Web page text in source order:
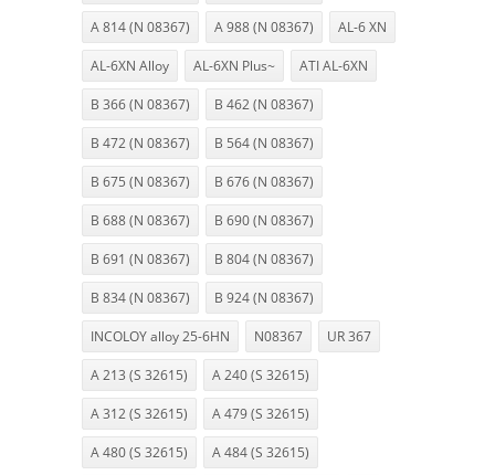
A 814 (N 08367) A 988 (N 08367) AL-6 XN
AL-6XN Alloy AL-6XN Plus~ ATI AL-6XN
B 366 (N 08367) B 462 (N 08367)
B 472 (N 08367) B 564 (N 08367)
B 675 (N 08367) B 676 (N 08367)
B 688 (N 08367) B 690 (N 08367)
B 691 (N 08367) B 804 (N 08367)
B 834 (N 08367) B 924 (N 08367)
INCOLOY alloy 25-6HN N08367 UR 367
A 213 (S 32615) A 240 (S 32615)
A 312 (S 32615) A 479 (S 32615)
A 480 (S 32615) A 484 (S 32615)